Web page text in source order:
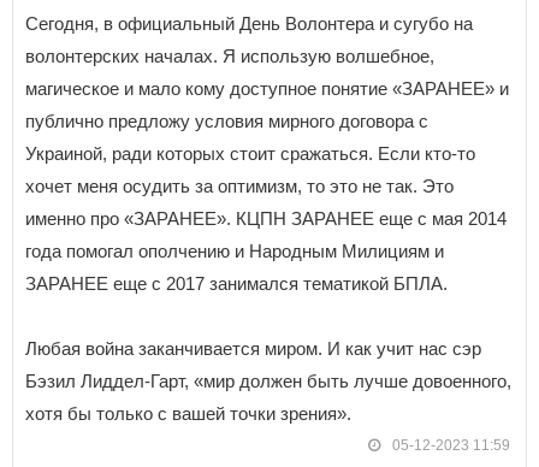
Сегодня, в официальный День Волонтера и сугубо на
волонтерских началах. Я использую волшебное,
магическое и мало кому доступное понятие «ЗАРАНЕЕ» и
публично предложу условия мирного договора с
Украиной, ради которых стоит сражаться. Если кто-то
хочет меня осудить за оптимизм, то это не так. Это
именно про «ЗАРАНЕЕ». КЦПН ЗАРАНЕЕ еще с мая 2014
года помогал ополчению и Народным Милициям и
ЗАРАНЕЕ еще с 2017 занимался тематикой БПЛА.
Любая война заканчивается миром. И как учит нас сэр
Бэзил Лиддел-Гарт, «мир должен быть лучше довоенного,
хотя бы только с вашей точки зрения».
05-12-2023 11:59